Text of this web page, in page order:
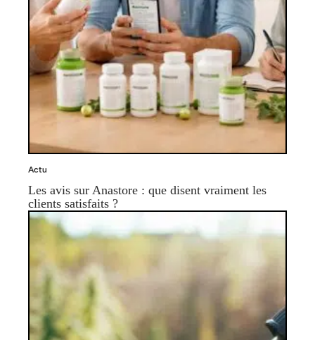
Actu
Les avis sur Anastore : que disent vraiment les
clients satisfaits ?